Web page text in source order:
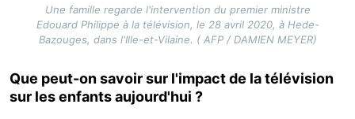
Une famille regarde l'intervention du premier ministre
Edouard Philippe à la télévision, le 28 avril 2020, à Hede-
Bazouges, dans l'Ille-et-Vilaine. ( AFP / DAMIEN MEYER)
Que peut-on savoir sur l'impact de la télévision
sur les enfants aujourd'hui ?